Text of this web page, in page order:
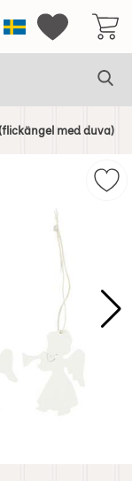
SverigeMina
med duva)